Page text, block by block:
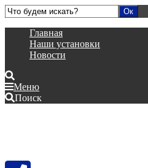
Главная
Наши установки
Новости
Меню
Поиск